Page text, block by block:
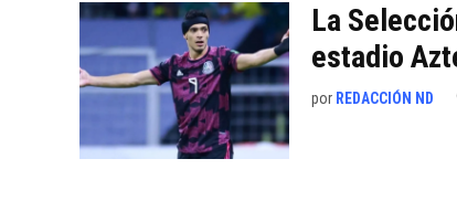
La
estadio
por REDACCIÓN ND